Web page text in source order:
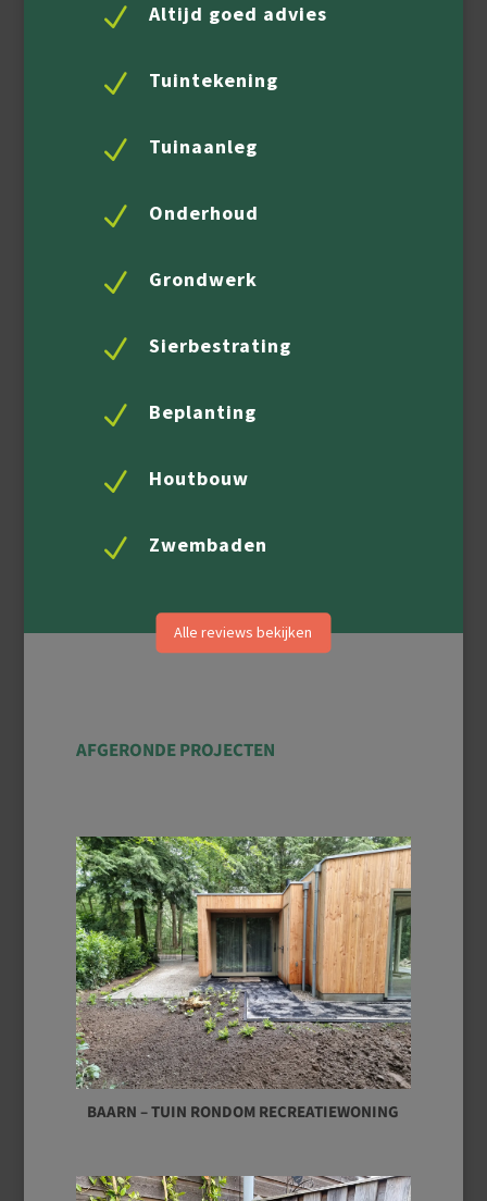
N Altijd goed advies
N Tuintekening
N Tuinaanleg
N Onderhoud
N Grondwerk
N Sierbestrating
N Beplanting
N Houtbouw
N Zwembaden
Alle reviews bekijken
AFGERONDE PROJECTEN
BAARN – TUIN RONDOM RECREATIEWONING